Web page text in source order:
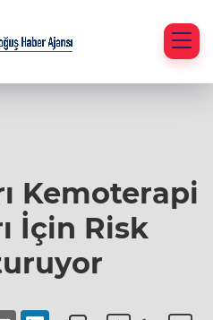
Kemoterapi
İçin Risk